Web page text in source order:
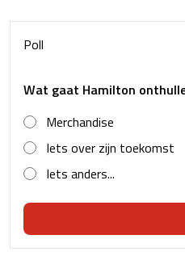
Poll
Wat gaat Hamilton
Merchandise
Iets over zijn toekomst
Iets anders...